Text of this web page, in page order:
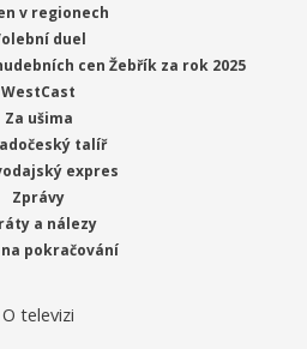
v regionech
duel
cen Žebřík za rok 2025
WestCast
Za ušima
talíř
expres
Zprávy
a nálezy
pokračování
O televizi